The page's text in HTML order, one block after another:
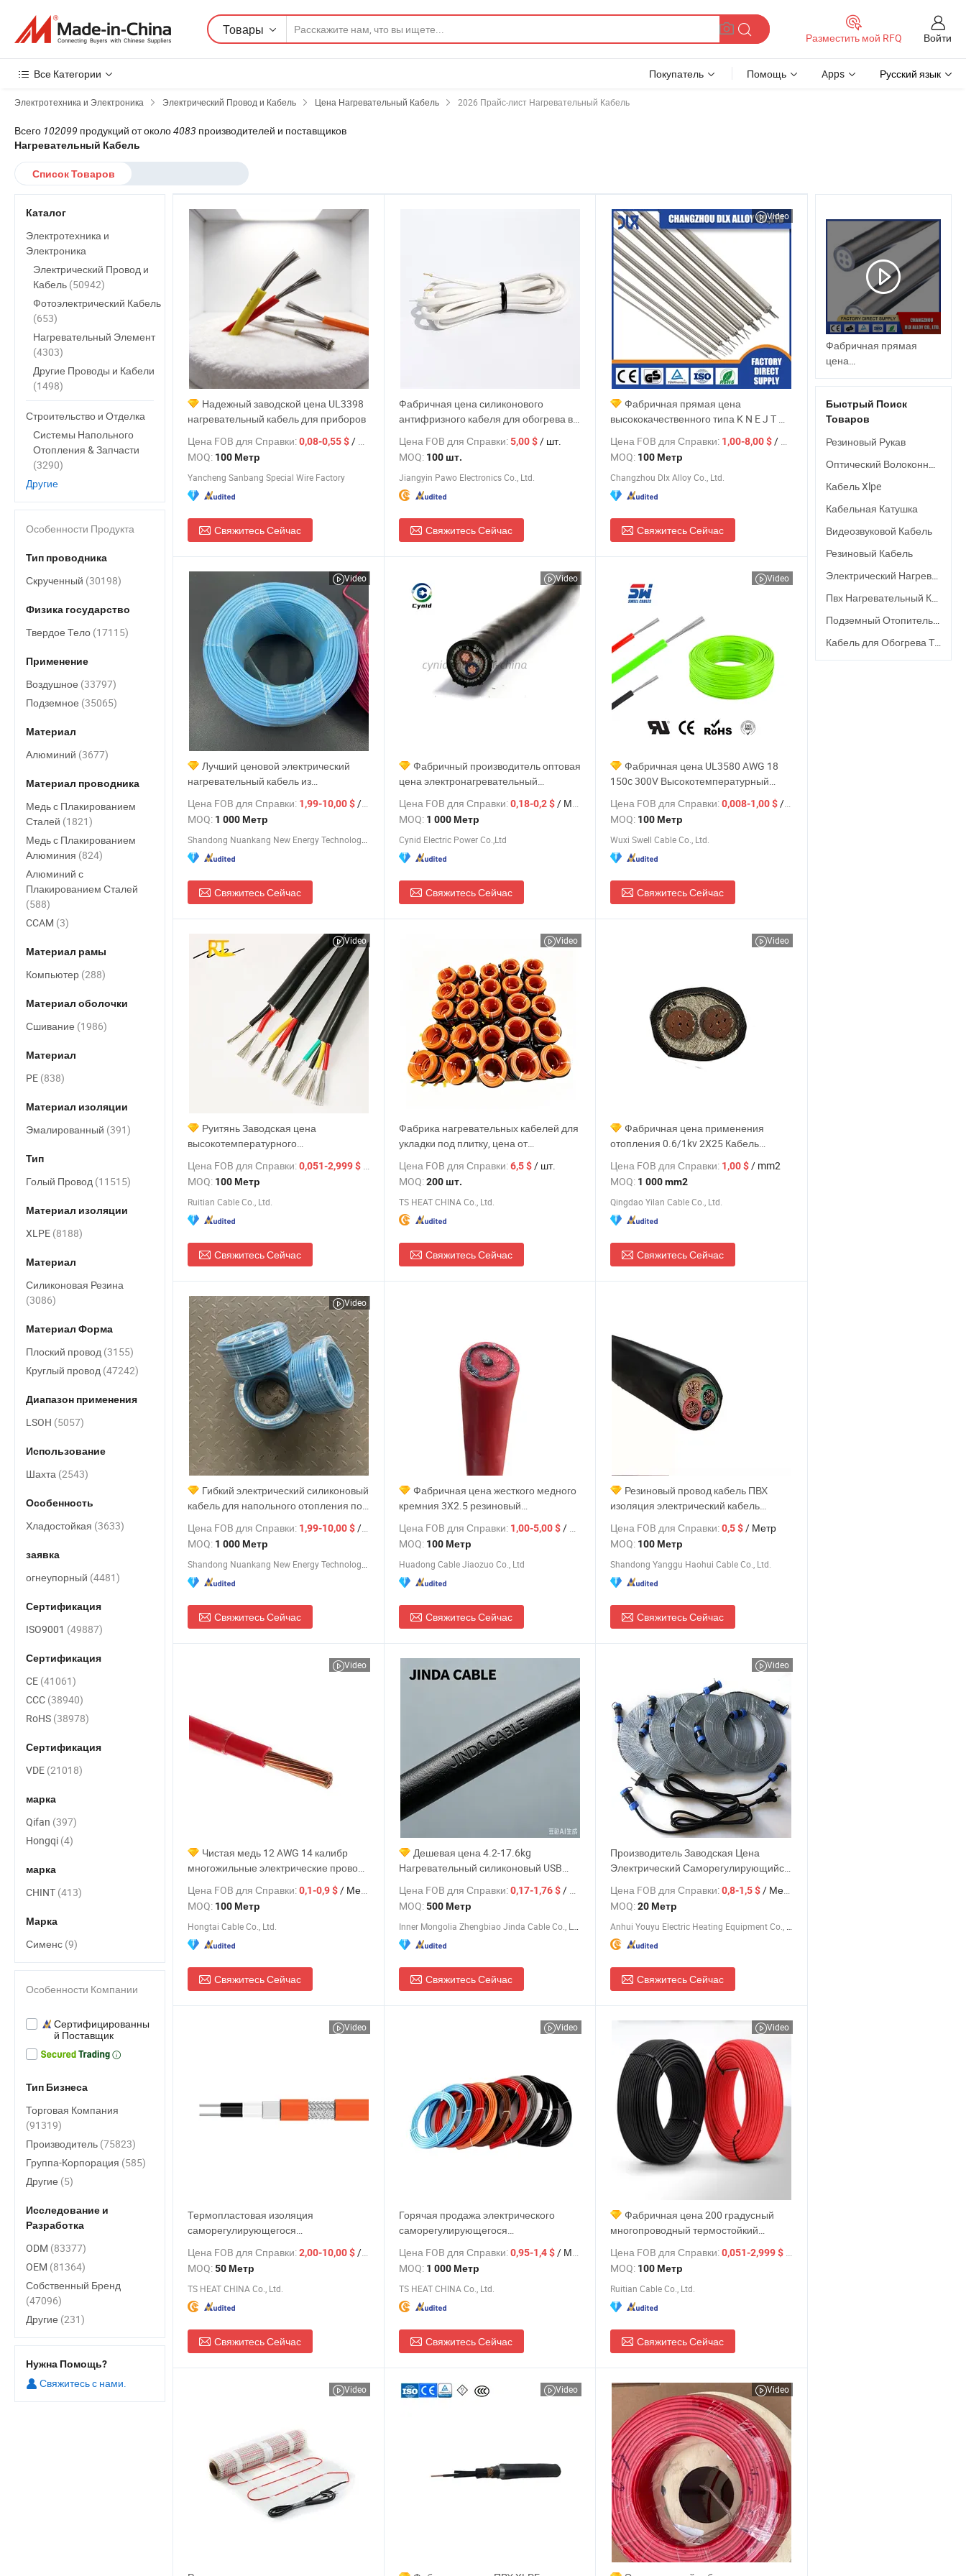
Товары
Разместить мой RFQ Войти
Все Категории Покупатель Помощь Apps Русский язык
Электротехника и Электроника Электрический Провод и Кабель Цена Нагревательный Кабель 2026 Прайс-лист Нагревательный Кабель
Всего 102099 продукций от около4083 производителей и поставщиков
Нагревательный Кабель
Список Товаров
Надежный заводской цена UL3398
нагревательный кабель для приборов
Цена FOB для Справки:0,08-0,55 $/ Метр
MOQ: 100 Метр
Yancheng Sanbang Special Wire Factory
Свяжитесь Сейчас
Фабричная цена силиконового
антифризного кабеля для обогрева в
Цена FOB для Справки:5,00 $/ шт.
MOQ: 100 шт.
Jiangyin Pawo Electronics Co., Ltd.
Свяжитесь Сейчас
Video
Фабричная прямая цена
высококачественного типа K N E J T Mi
нагревательного кабеля, тепловой
трассы, термопары, минерального
изолированного Mi кабеля класса I II
Цена FOB для Справки: 1,00-8,00 $/ Метр
MOQ: 100 Метр
Changzhou Dlx Alloy Co., Ltd.
Свяжитесь Сейчас
Video
Лучший ценовой электрический
нагревательный кабель из
загрязнениям, с сертификатом SGS
Цена FOB для Справки: 1,99-10,00 $/ Метр
MOQ: 1 000 Метр
Свяжитесь Сейчас
Video
Фабричный производитель оптовая
цена электронагревательный
силиконовый резиновый контроллер
силиконовый изолированный
компьютерный кабель гибкий
электрический силовой контрольный
кабель
Цена FOB для Справки:0,18-0,2 $/ Метр
MOQ: 1 000 Метр
Cynid Electric Power Co.,Ltd
Свяжитесь Сейчас
Video
Фабричная цена UL3580 AWG 18
150c 300V Высокотемпературный
силиконовый провод электрический
кабель гибкий кабель для
высокотемпературного
нагревательного оборудования
потребительской электроники
Цена FOB для Справки:0,008-1,00 $/ Метр
MOQ: 100 Метр
Wuxi Swell Cable Co., Ltd.
Свяжитесь Сейчас
Video
Руитянь Заводская цена
высокотемпературного
кабеля
Цена FOB для Справки:0,051-2,999 $
MOQ: 100 Метр
Ruitian Cable Co., Ltd.
Свяжитесь Сейчас
Video
Фабрика нагревательных кабелей для
укладки под плитку, цена от
Цена FOB для Справки:6,5 $/ шт.
MOQ:200 шт.
TS HEAT CHINA Co., Ltd.
Свяжитесь Сейчас
Video
Фабричная цена применения
отопления 0.6/1kv 2X25 Кабель
Цена FOB для Справки: 1,00 $/ mm2
MOQ: 1 000 mm2
Qingdao Yilan Cable Co., Ltd.
Свяжитесь Сейчас
Video
Гибкий электрический силиконовый
кабель для напольного отопления по
Цена FOB для Справки: 1,99-10,00 $/ Метр
MOQ: 1 000 Метр
Свяжитесь Сейчас
Фабричная цена жесткого медного
кремния 3X2.5 резиновый
силиконовый нагревательный кабель
Цена FOB для Справки: 1,00-5,00 $/ Метр
MOQ: 100 Метр
Huadong Cable Jiaozuo Co., Ltd
Свяжитесь Сейчас
Резиновый провод кабель ПВХ
изоляция электрический кабель
лучшая цена индивидуальный 2 3 4
медное ядро 0.6-1kv кабель и провод
для нагрева
Цена FOB для Справки:0,5 $/ Метр
MOQ: 100 Метр
Shandong Yanggu Haohui Cable Co., Ltd.
Свяжитесь Сейчас
Video
Чистая медь 12 AWG 14 калибр
многожильные электрические провода
сплошной кабель 600V для
нагревательных электрических
проводов цена
Цена FOB для Справки:0,1-0,9 $/ Метр
MOQ: 100 Метр
Hongtai Cable Co., Ltd.
Свяжитесь Сейчас
Дешевая цена 4.2-17.6kg
Нагревательный силиконовый USB
Цена FOB для Справки:0,17-1,76 $/ Метр
MOQ:500 Метр
Свяжитесь Сейчас
Video
Производитель Заводская Цена
Электрический Саморегулирующийся
Цена FOB для Справки:0,8-1,5 $/ Метр
MOQ:20 Метр
Свяжитесь Сейчас
Video
Термопластовая изоляция
саморегулирующегося
нагревательного кабеля фабричная
цена
Цена FOB для Справки:2,00-10,00 $/ Метр
MOQ:50 Метр
TS HEAT CHINA Co., Ltd.
Свяжитесь Сейчас
Video
Горячая продажа электрического
саморегулирующегося
нагревательного кабеля, оптовая цена
фабрики
Цена FOB для Справки:0,95-1,4 $/ Метр
MOQ: 1 000 Метр
TS HEAT CHINA Co., Ltd.
Свяжитесь Сейчас
Video
Фабричная цена 200 градусный
многопроводный термостойкий
температур
Цена FOB для Справки:0,051-2,999 $/ Метр
MOQ: 100 Метр
Ruitian Cable Co., Ltd.
Свяжитесь Сейчас
Video Video Video
Фабричная прямая
цена
высококачественного
типа K N E J T Mi
нагревательного
кабеля, тепловой
трассы, термопары,
минерального
изолированного Mi
кабеля класса I II
Быстрый Поиск
Товаров
Резиновый Рукав
Оптический Волоконный Кабель
Кабель Xlpe
Кабельная Катушка
Видеозвуковой Кабель
Резиновый Кабель
Электрический Нагревательный Кабель
Пвх Нагревательный Кабель
Подземный Отопительный Кабель
Кабель для Обогрева Труб
Каталог
Электротехника и
Электроника
Электрический Провод и
Кабель (50942)
Фотоэлектрический Кабель
(653)
Нагревательный Элемент
(4303)
Другие Проводы и Кабели
(1498)
Строительство и Отделка
Системы Напольного
Отопления & Запчасти
(3290)
Другие
Особенности Продукта
Тип проводника
Скрученный (30198)
Физика государство
Твердое Тело (17115)
Применение
Воздушное (33797)
Подземное (35065)
Материал
Алюминий (3677)
Материал проводника
Медь с Плакированием
Сталей (1821)
Медь с Плакированием
Алюминия (824)
Алюминий с
Плакированием Сталей
(588)
CCAM (3)
Материал рамы
Компьютер (288)
Материал оболочки
Сшивание (1986)
Материал
PE (838)
Материал изоляции
Эмалированный (391)
Тип
Голый Провод (11515)
Материал изоляции
XLPE (8188)
Материал
Силиконовая Резина
(3086)
Материал Форма
Плоский провод (3155)
Круглый провод (47242)
Диапазон применения
LSOH (5057)
Использование
Шахта (2543)
Особенность
Хладостойкая (3633)
заявка
огнеупорный (4481)
Сертификация
ISO9001 (49887)
Сертификация
CE (41061)
CCC (38940)
RoHS (38978)
Сертификация
VDE (21018)
марка
Qifan (397)
Hongqi (4)
марка
CHINT (413)
Марка
Сименс (9)
Особенности Компании
Сертифицированны
й Поставщик
Тип Бизнеса
Торговая Компания
(91319)
Производитель (75823)
Группа-Корпорация (585)
Другие (5)
Исследование и
Разработка
ODM (83377)
OEM (81364)
Собственный Бренд
(47096)
Другие (231)
Нужна Помощь?
Свяжитесь с нами.